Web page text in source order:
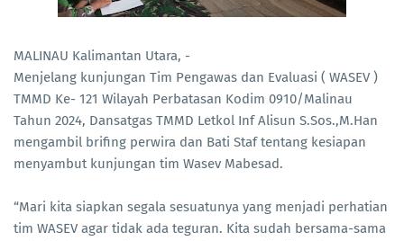
MALINAU Kalimantan Utara, -
Menjelang kunjungan Tim Pengawas dan Evaluasi ( WASEV )
TMMD Ke- 121 Wilayah Perbatasan Kodim 0910/Malinau
Tahun 2024, Dansatgas TMMD Letkol Inf Alisun S.Sos.,M.Han
mengambil brifing perwira dan Bati Staf tentang kesiapan
menyambut kunjungan tim Wasev Mabesad.
“Mari kita siapkan segala sesuatunya yang menjadi perhatian
tim WASEV agar tidak ada teguran. Kita sudah bersama-sama